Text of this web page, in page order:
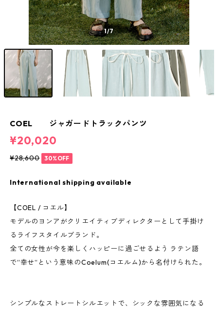
1/7
COEL ジャガードトラックパンツ
¥20,020
¥28,600 30%OFF
International shipping available
【COEL / コエル】
モデルのヨンアがクリエイティブディレクターとして手掛け
るライフスタイルブランド。
全ての女性が今を楽しくハッピーに過ごせるよう ラテン語
で“幸せ“という意味のCoelum(コエルム)から名付けられた。
シンプルなストレートシルエットで、シックな雰囲気になる